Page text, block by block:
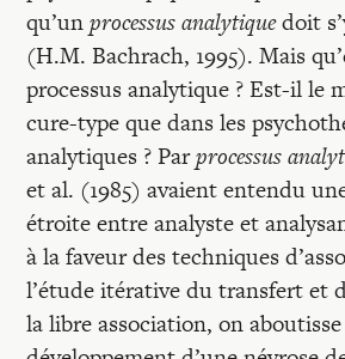
Entretiens
Revues
Colloque
Mon panier
qu’unprocessus analytiquedoit
(H.M. Bachrach, 1995). Mais
processus analytique ? Est-il le
cure-type que dans les
analytiques ? Parprocessus
et al. (1985) avaient entendu
étroite entre analyste et
à la faveur des techniques
l’étude itérative du transfert et
la libre association, on